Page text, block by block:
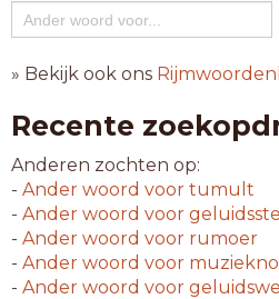
» Bekijk ook ons
Recente
Anderen zochten op:
- Ander woord voor tumult
- Ander woord voor
- Ander woord voor rumoer
- Ander woord voor
- Ander woord voor